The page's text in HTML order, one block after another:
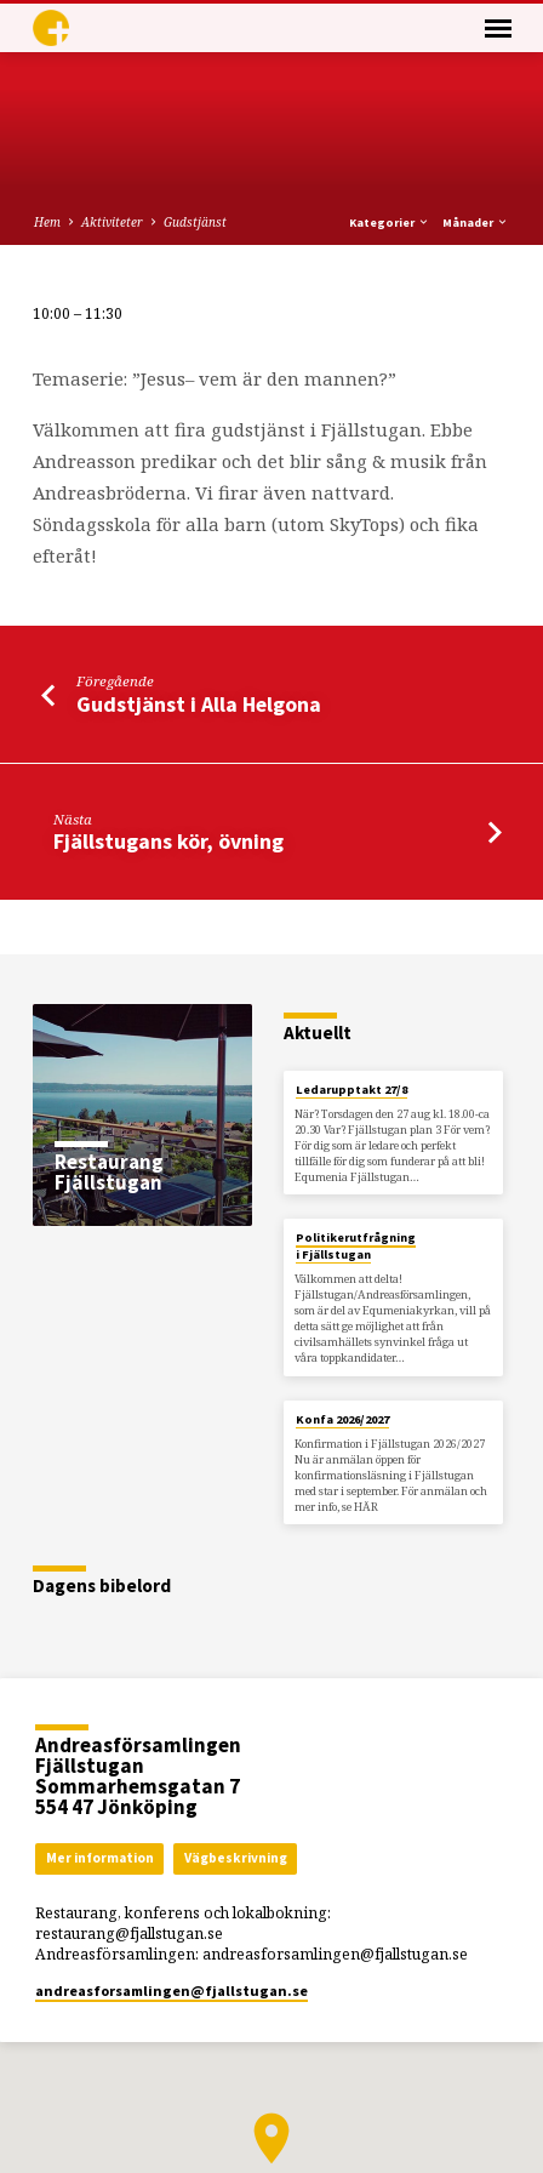
Hem Aktiviteter Gudstjänst Kategorier Månader
10:00 – 11:30
Temaserie: ”Jesus– vem är den mannen?”
Välkommen att fira gudstjänst i Fjällstugan. Ebbe
Andreasson predikar och det blir sång & musik från
Andreasbröderna. Vi firar även nattvard.
Söndagsskola för alla barn (utom SkyTops) och fika
efteråt!
Föregående
Gudstjänst i Alla Helgona
Nästa
Fjällstugans kör, övning
Restaurang
Fjällstugan
Aktuellt
Ledarupptakt 27/8
När? Torsdagen den 27 aug kl. 18.00-ca
20.30 Var? Fjällstugan plan 3 För vem?
För dig som är ledare och perfekt
tillfälle för dig som funderar på att bli!
Equmenia Fjällstugan…
Politikerutfrågning
i Fjällstugan
Välkommen att delta!
Fjällstugan/Andreasförsamlingen,
som är del av Equmeniakyrkan, vill på
detta sätt ge möjlighet att från
civilsamhällets synvinkel fråga ut
våra toppkandidater…
Konfa 2026/2027
Konfirmation i Fjällstugan 2026/2027
Nu är anmälan öppen för
konfirmationsläsning i Fjällstugan
med star i september. För anmälan och
mer info, se HÄR
Dagens bibelord
Andreasförsamlingen
Fjällstugan
Sommarhemsgatan 7
554 47 Jönköping
Mer information Vägbeskrivning
Restaurang, konferens och lokalbokning:
restaurang@fjallstugan.se
Andreasförsamlingen: andreasforsamlingen@fjallstugan.se
andreasforsamlingen​@fjallstugan.se